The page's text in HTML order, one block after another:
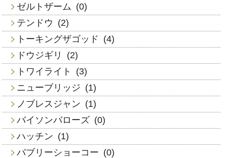
ゼルトザーム (0)
テンドウ (2)
トーキングザゴッド (4)
ドウジギリ
(2)
トワイライト
(3)
ニューブリッジ (1)
ノブレスジャン (1)
バイソンバローズ (0)
ハッチン (1)
バブリーショーコー (0)